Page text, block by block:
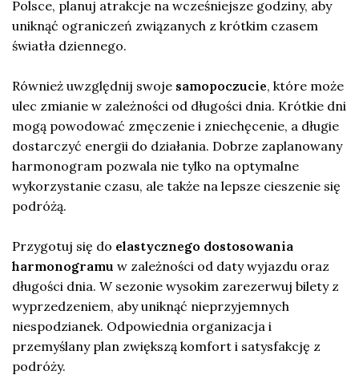
Polsce, planuj atrakcje na wcześniejsze godziny, aby
uniknąć ograniczeń związanych z krótkim czasem
światła dziennego.
Również uwzględnij swoje samopoczucie, które może
ulec zmianie w zależności od długości dnia. Krótkie dni
mogą powodować zmęczenie i zniechęcenie, a długie
dostarczyć energii do działania. Dobrze zaplanowany
harmonogram pozwala nie tylko na optymalne
wykorzystanie czasu, ale także na lepsze cieszenie się
podróżą.
Przygotuj się do elastycznego dostosowania
harmonogramu w zależności od daty wyjazdu oraz
długości dnia. W sezonie wysokim zarezerwuj bilety z
wyprzedzeniem, aby uniknąć nieprzyjemnych
niespodzianek. Odpowiednia organizacja i
przemyślany plan zwiększą komfort i satysfakcję z
podróży.